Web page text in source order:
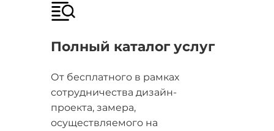
Полный каталог услуг
От бесплатного в рамках
сотрудничества дизайн-
проекта, замера,
осуществляемого на